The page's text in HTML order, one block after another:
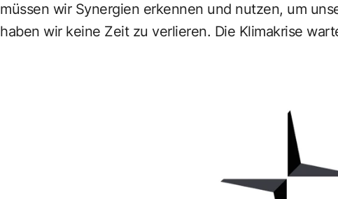
müssen wir Synergien erkennen und nutzen, um
haben wir keine Zeit zu verlieren. Die Klimakrise